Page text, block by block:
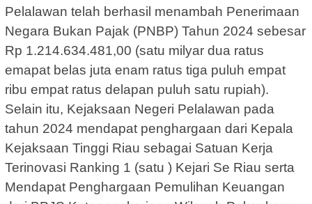
Pelalawan telah berhasil menambah Penerimaan
Negara Bukan Pajak (PNBP) Tahun 2024 sebesar
Rp 1.214.634.481,00 (satu milyar dua ratus
emapat belas juta enam ratus tiga puluh empat
ribu empat ratus delapan puluh satu rupiah).
Selain itu, Kejaksaan Negeri Pelalawan pada
tahun 2024 mendapat penghargaan dari Kepala
Kejaksaan Tinggi Riau sebagai Satuan Kerja
Terinovasi Ranking 1 (satu ) Kejari Se Riau serta
Mendapat Penghargaan Pemulihan Keuangan